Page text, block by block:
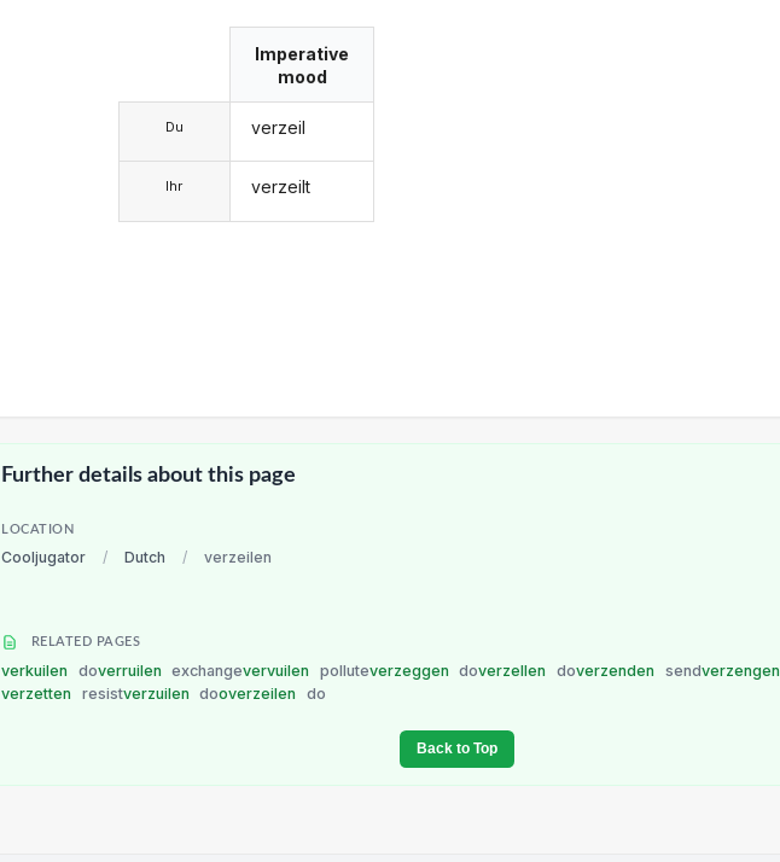
Du
Ihr
Imperative
mood
verzeil
verzeilt
Further details about this page
LOCATION
Cooljugator / Dutch / verzeilen
RELATED PAGES
verkuilen doverruilen exchangevervuilen polluteverzeggen doverzellen doverzenden sendverzengen
verzetten
resistverzuilen dooverzeilen do
Back to Top